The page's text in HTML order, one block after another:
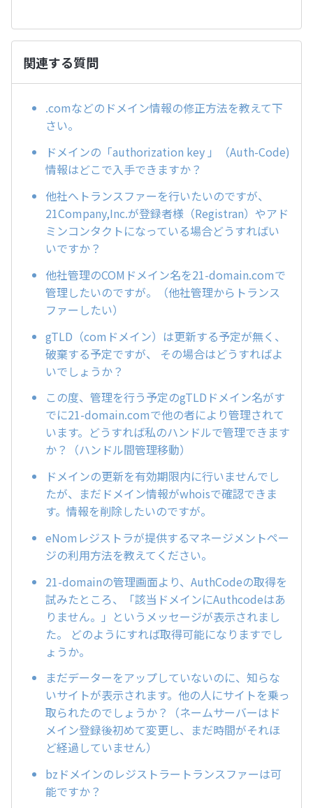
関連する質問
.comなどのドメイン情報の修正方法を教えて下
さい。
ドメインの「authorization key 」（Auth-Code)
情報はどこで入手できますか？
他社へトランスファーを行いたいのですが、
21Company,Inc.が登録者様（Registran）やアド
ミンコンタクトになっている場合どうすればい
いですか？
他社管理のCOMドメイン名を21-domain.comで
管理したいのですが。（他社管理からトランス
ファーしたい）
gTLD（comドメイン）は更新する予定が無く、
破棄する予定ですが、 その場合はどうすればよ
いでしょうか？
この度、管理を行う予定のgTLDドメイン名がす
でに21-domain.comで他の者により管理されて
います。どうすれば私のハンドルで管理できます
か？（ハンドル間管理移動）
ドメインの更新を有効期限内に行いませんでし
たが、まだドメイン情報がwhoisで確認できま
す。情報を削除したいのですが。
eNomレジストラが提供するマネージメントペー
ジの利用方法を教えてください。
21-domainの管理画面より、AuthCodeの取得を
試みたところ、「該当ドメインにAuthcodeはあ
りません。」というメッセージが表示されまし
た。 どのようにすれば取得可能になりますでし
ょうか。
まだデーターをアップしていないのに、知らな
いサイトが表示されます。他の人にサイトを乗っ
取られたのでしょうか？（ネームサーバーはド
メイン登録後初めて変更し、まだ時間がそれほ
ど経過していません）
bzドメインのレジストラートランスファーは可
能ですか？